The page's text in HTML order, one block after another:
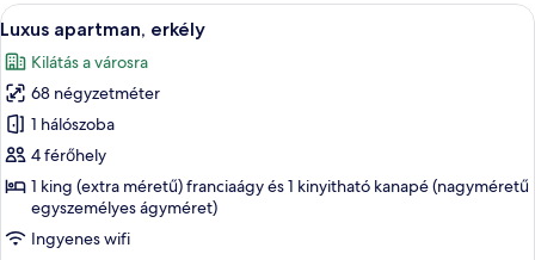
A
következő
szoba
összes
képének
megtekintése:
Luxus
apartman,
erkély
Egy szállodai szoba, amelyben
8
Luxus apartman, erkély
Kilátás a városra
68 négyzetméter
1 hálószoba
4 férőhely
1 king (extra méretű) franciaágy és 1 kinyitható kanapé (nagyméretű
egyszemélyes ágyméret)
Ingyenes wifi